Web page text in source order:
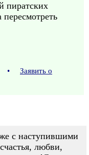
пиратских
•
Заявить о
с наступившими
любви,